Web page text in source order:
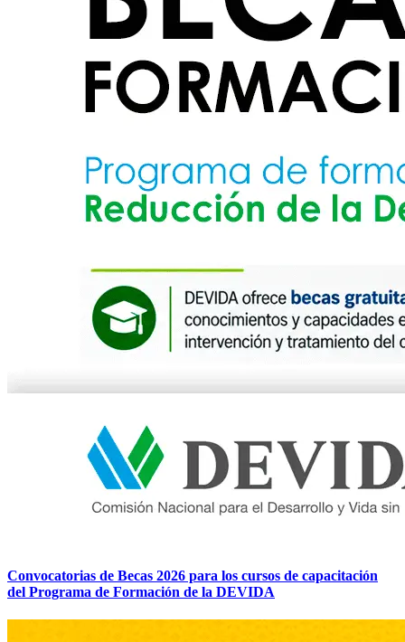
Convocatorias de Becas 2026 para los cursos de capacitación
del Programa de Formación de la DEVIDA